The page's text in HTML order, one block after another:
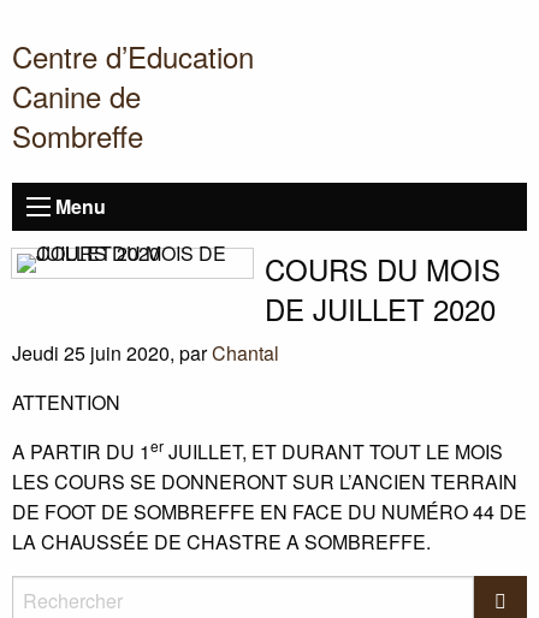
Centre d’Education
Canine de
Sombreffe
Menu
COURS DU MOIS
DE JUILLET 2020
Jeudi 25 juin 2020, parChantal
ATTENTION
A PARTIR DU 1er JUILLET, ET DURANTTOUT LE MOIS
LES COURS SE DONNERONTSUR L’ANCIEN TERRAIN
DE FOOT DE SOMBREFFE EN FACE DU NUMÉRO44 DE
LACHAUSSÉE DE CHASTRE ASOMBREFFE.
Rechercher